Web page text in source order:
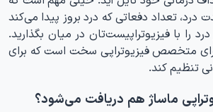
درد، تعداد دفعاتی که درد بروز پیدا می‌کند
را با فیزیوتراپیست‌تان در میان بگذارید.
متخصص فیزیوتراپی سخت است که برای
تنظیم کند.
ماساژ هم دریافت می‌شود؟